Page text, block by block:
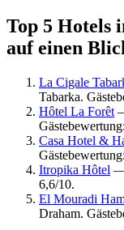
Top 5 Hotels
auf einen
La Cigale
Tabarka.
Hôtel La Forêt
Casa Hotel &
Itropika Hôtel —
6,6/10.
El Mouradi
Draham.